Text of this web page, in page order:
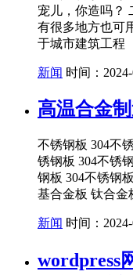
宠儿，你造吗？
有很多地方也可
于城市建筑工程
新闻 时间：
高温合金
不锈钢板 304不
锈钢板 304不锈
钢板 304不锈钢
基合金板 钛合金
新闻 时间：
wordpress